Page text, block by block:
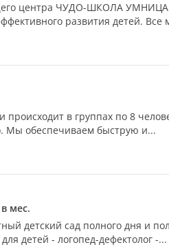
центра ЧУДО-ШКОЛА
развития детей. Все
в группах по 8
Мы обеспечиваем быструю и...
мес.
детский сад полного дня и
детей - логопед-дефектолог -...